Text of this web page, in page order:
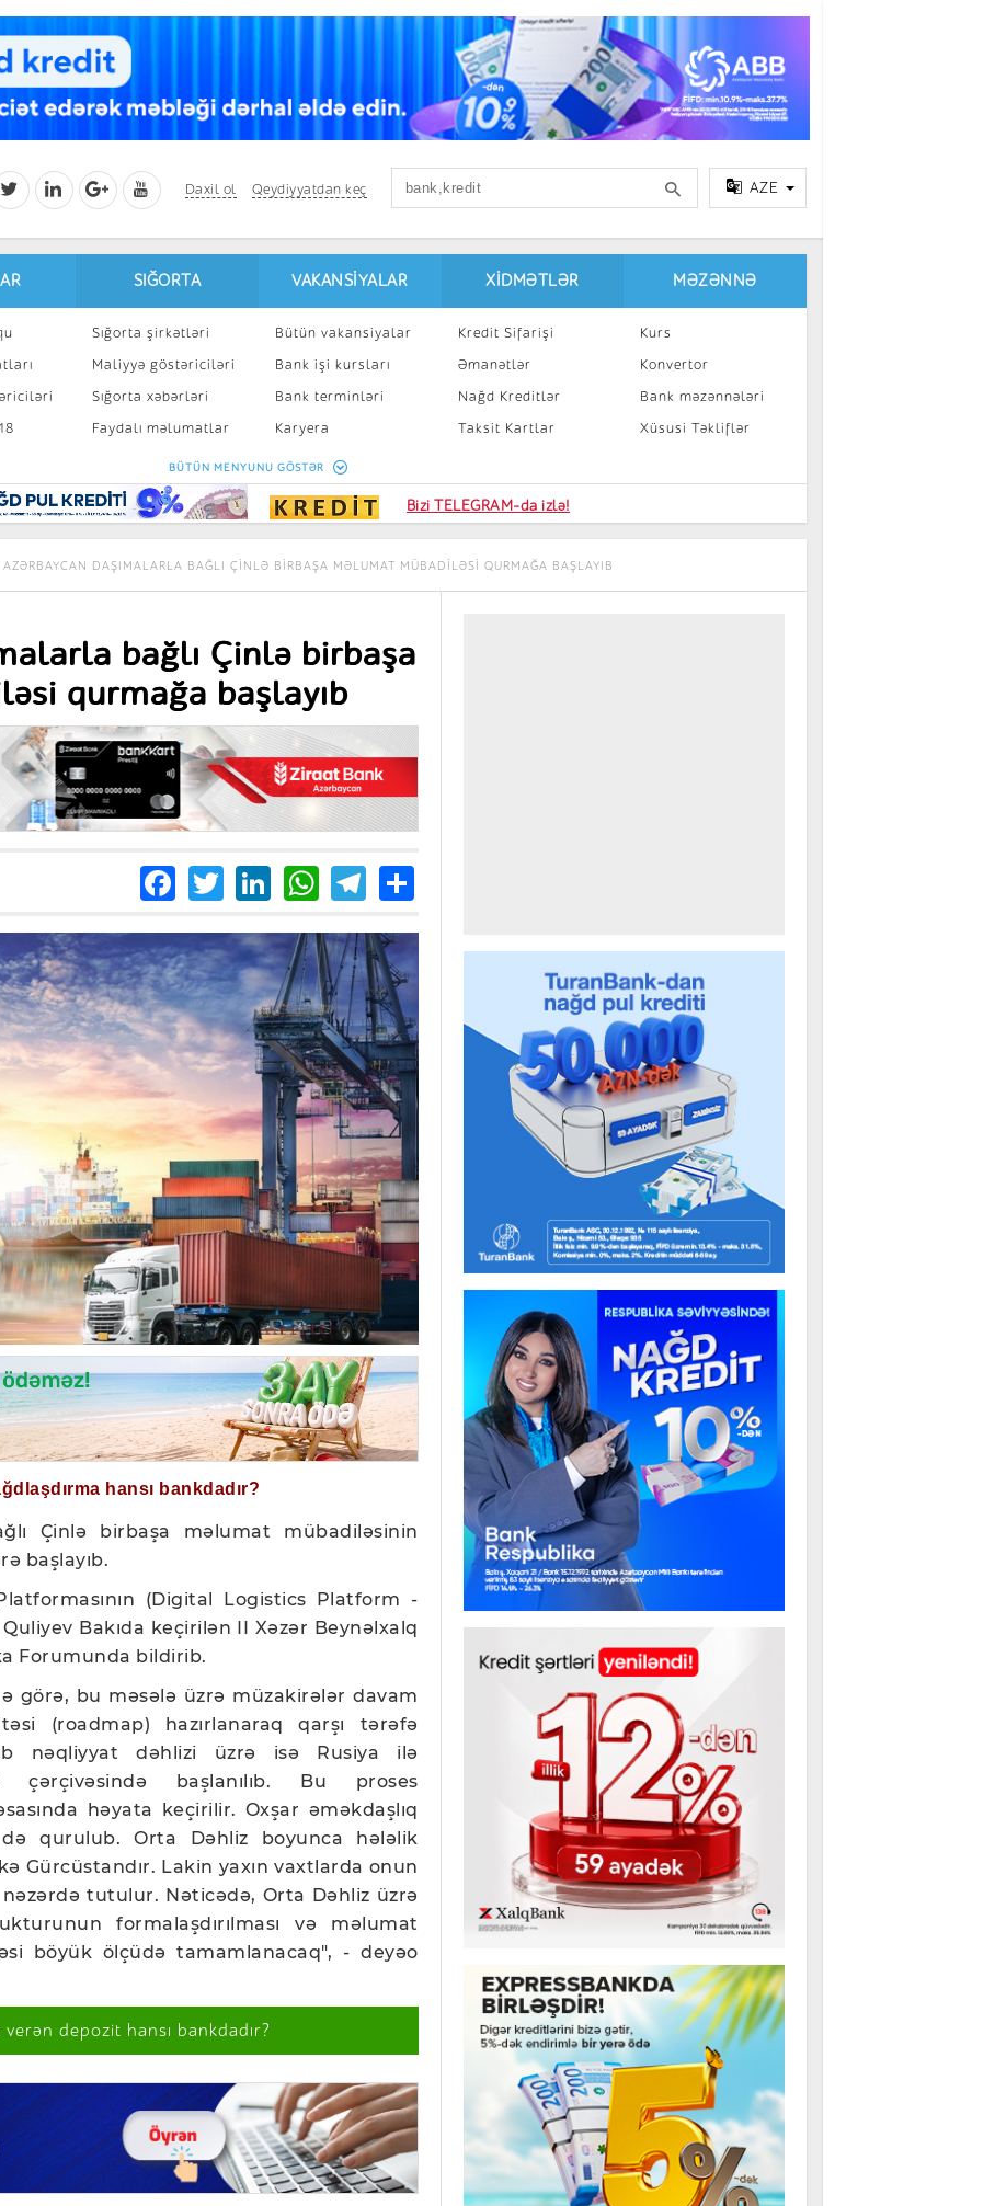
Daxil ol Qeydiyyatdan keç AZE
SIĞORTA
Sığorta şirkətləri
Maliyyə göstəriciləri
Sığorta xəbərləri
Faydalı məlumatlar
Sığorta kalkulyatoru
VAKANSIYALAR
Bütün vakansiyalar
Bank işi kursları
Bank terminləri
Karyera
Peşakar inkişaf
XIDMƏTLƏR
Kredit Sifarişi
Əmanətlər
Nağd Kreditlər
Taksit Kartlar
Kart sifarişi
MƏZƏNNƏ
Kurs
Konvertor
Bank məzənnələri
Xüsusi Təkliflər
BÜTÜN MENYUNU GÖSTƏR
Bizi TELEGRAM-da izlə!
AZƏRBAYCAN DAŞIMALARLA BAĞLI ÇINLƏ BIRBAŞA MƏLUMAT MÜBADILƏSI QURMAĞA BAŞLAYIB
bağlı Çinlə birbaşa
qurmağa başlayıb
Facebook
TwitterLinkedIn
WhatsApp
Telegram
Share
hansı bankdadır?
Çinlə birbaşa məlumat mübadiləsinin
başlayıb.
(Digital Logistics Platform -
Bakıda keçirilən II Xəzər Beynəlxalq
Forumunda bildirib.
görə, bu məsələ üzrə müzakirələr davam
(roadmap) hazırlanaraq qarşı tərəfə
nəqliyyat dəhlizi üzrə isə Rusiya ilə
çərçivəsində başlanılıb. Bu proses
həyata keçirilir. Oxşar əməkdaşlıq
qurulub. Orta Dəhliz boyunca hələlik
Gürcüstandır. Lakin yaxın vaxtlarda onun
tutulur. Nəticədə, Orta Dəhliz üzrə
formalaşdırılması və məlumat
böyük ölçüdə tamamlanacaq", - deyəo
depozit hansı bankdadır?